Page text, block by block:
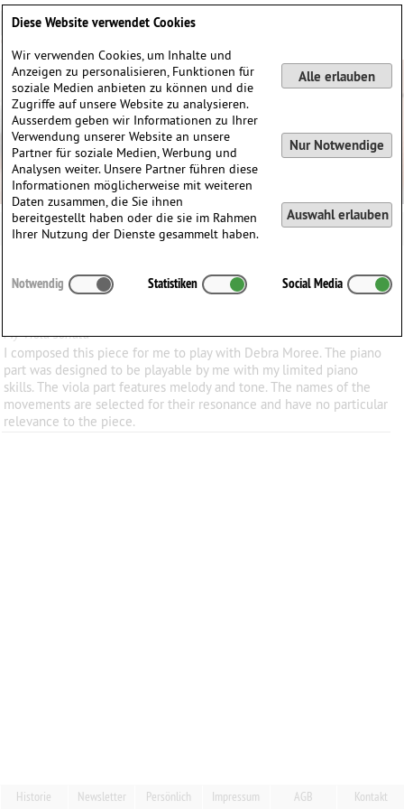
Robert C. Ehle - sonate-op-81g-fuer-bratsche-und-klavier
(von
My viola sonata
I composed this piece for me to play with Debra Moree. The piano
part was designed to be playable by me with my limited piano
skills. The viola part features melody and tone. The names of the
movements are selected for their resonance and have no particular
relevance to the piece.
Historie Newsletter Persönlich Impressum AGB Kontakt
Diese Website verwendet Cookies
Wir verwenden Cookies, um Inhalte und
Anzeigen zu personalisieren, Funktionen für
soziale Medien anbieten zu können und die
Zugriffe auf unsere Website zu analysieren.
Ausserdem geben wir Informationen zu Ihrer
Verwendung unserer Website an unsere
Partner für soziale Medien, Werbung und
Analysen weiter. Unsere Partner führen diese
Informationen möglicherweise mit weiteren
Daten zusammen, die Sie ihnen
bereitgestellt haben oder die sie im Rahmen
Ihrer Nutzung der Dienste gesammelt haben.
Alle erlauben
Nur Notwendige
Auswahl erlauben
Notwendig Statistiken Social Media